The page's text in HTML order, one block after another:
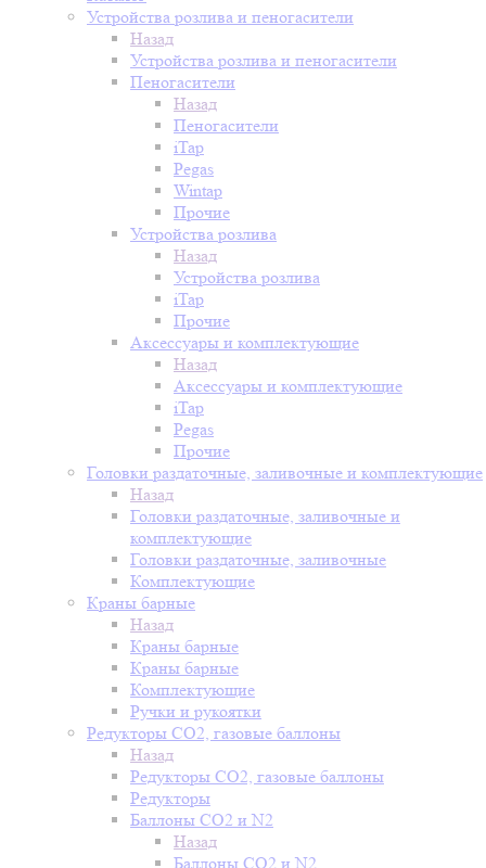
Устройства розлива и пеногасители
Назад
Устройства розлива и пеногасители
Пеногасители
Назад
Пеногасители
iTap
Pegas
Wintap
Прочие
Устройства розлива
Назад
Устройства розлива
iTap
Прочие
Аксессуары и комплектующие
Назад
Аксессуары и комплектующие
iTap
Pegas
Прочие
Головки раздаточные, заливочные и комплектующие
Назад
Головки раздаточные, заливочные и
комплектующие
Головки раздаточные, заливочные
Комплектующие
Краны барные
Назад
Краны барные
Краны барные
Комплектующие
Ручки и рукоятки
Редукторы СО2, газовые баллоны
Назад
Редукторы СО2, газовые баллоны
Редукторы
Баллоны СО2 и N2
Назад
Баллоны СО2 и N2